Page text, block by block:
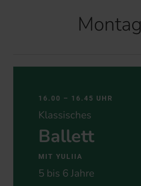
Montag
16.00 – 16.45 UHR
Klassisches
Ballett
MIT YULIIA
5 bis 6 Jahre